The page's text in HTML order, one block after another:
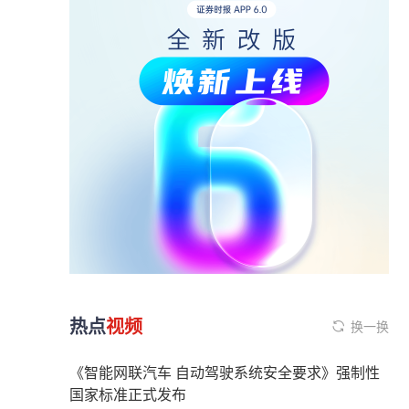
热点视频 换一换
《智能网联汽车 自动驾驶系统安全要求》强制性
国家标准正式发布